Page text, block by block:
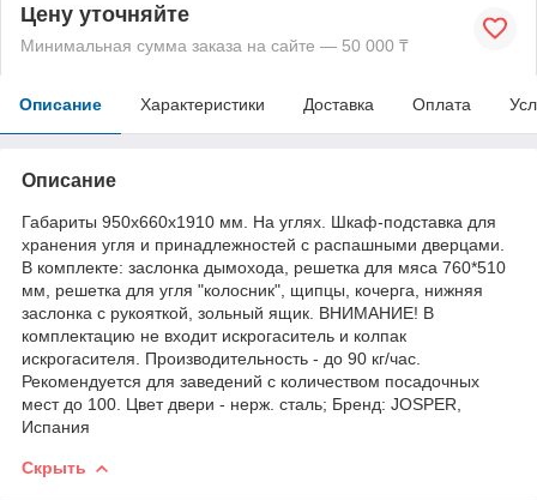
Цену уточняйте
Минимальная сумма заказа на сайте — 50 000 ₸
Описание Характеристики Доставка Оплата
Описание
Габариты 950x660x1910 мм. На углях. Шкаф-подставка для
хранения угля и принадлежностей с распашными дверцами.
В комплекте: заслонка дымохода, решетка для мяса 760*510
мм, решетка для угля "колосник", щипцы, кочерга, нижняя
заслонка с рукояткой, зольный ящик. ВНИМАНИЕ! В
комплектацию не входит искрогаситель и колпак
искрогасителя. Производительность - до 90 кг/час.
Рекомендуется для заведений с количеством посадочных
мест до 100. Цвет двери - нерж. сталь; Бренд: JOSPER,
Испания
Скрыть